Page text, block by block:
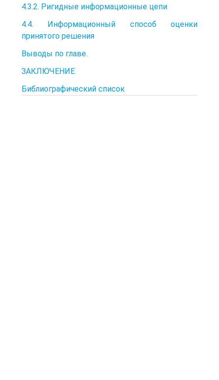
4.3.2. Ригидные информационные цепи
4.4. Информационный способ оценки
принятого решения
Выводы по главе.
ЗАКЛЮЧЕНИЕ
Библиографический список